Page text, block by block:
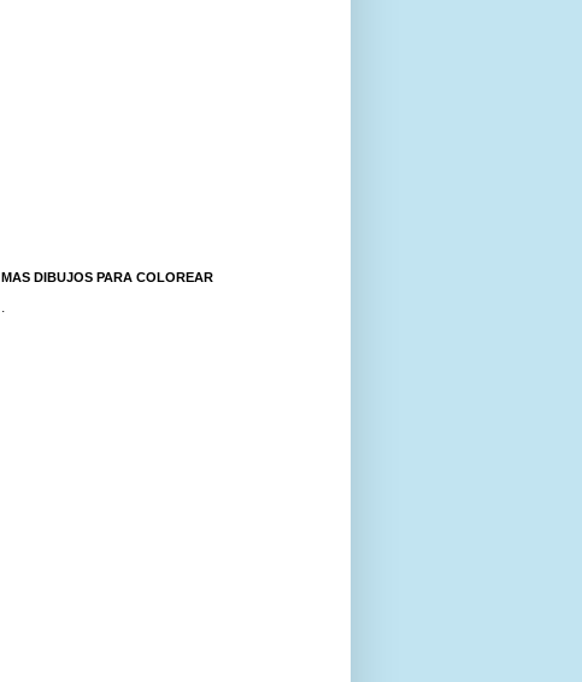
MAS DIBUJOS PARA COLOREAR
.